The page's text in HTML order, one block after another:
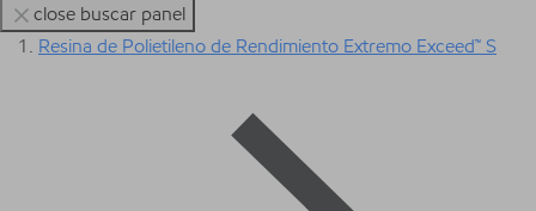
close buscar panel
Resina de Polietileno de Rendimiento Extremo Exceed™ S